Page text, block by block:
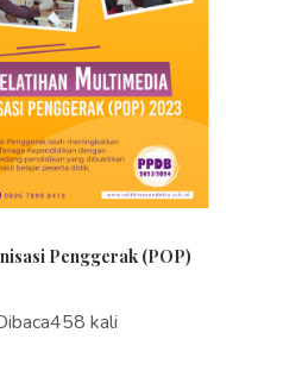
Penggerak (POP)
kali